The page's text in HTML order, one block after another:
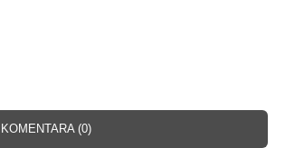
(0)